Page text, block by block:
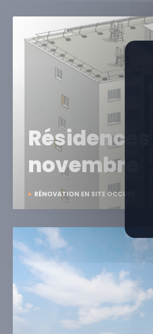
RÉNOVATION EN SITE OCCUPÉ
Résidences
novembre